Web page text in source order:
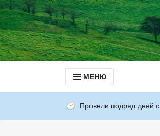
МЕНЮ
Провели подряд дней